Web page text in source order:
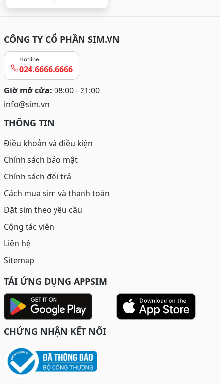
CÔNG TY CỔ PHẦN SIM.VN
Hotline
024.6666.6666
Giờ mở cửa: 08:00 - 21:00
info@sim.vn
THÔNG TIN
Điều khoản và điều kiện
Chính sách bảo mật
Chính sách đổi trả
Cách mua sim và thanh toán
Đặt sim theo yêu cầu
Cộng tác viên
Liên hệ
Sitemap
TẢI ỨNG DỤNG APPSIM
CHỨNG NHẬN KẾT NỐI